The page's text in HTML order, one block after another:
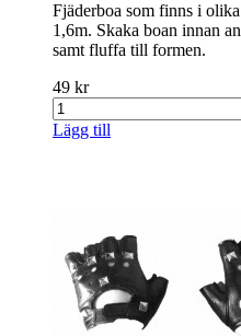
Fjäderboa som finns i
1,6m. Skaka boan innan
samt fluffa till formen.
49 kr
Lägg till